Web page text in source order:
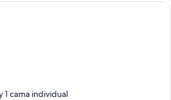
Habitación de hotel moderna con
1 cama individual